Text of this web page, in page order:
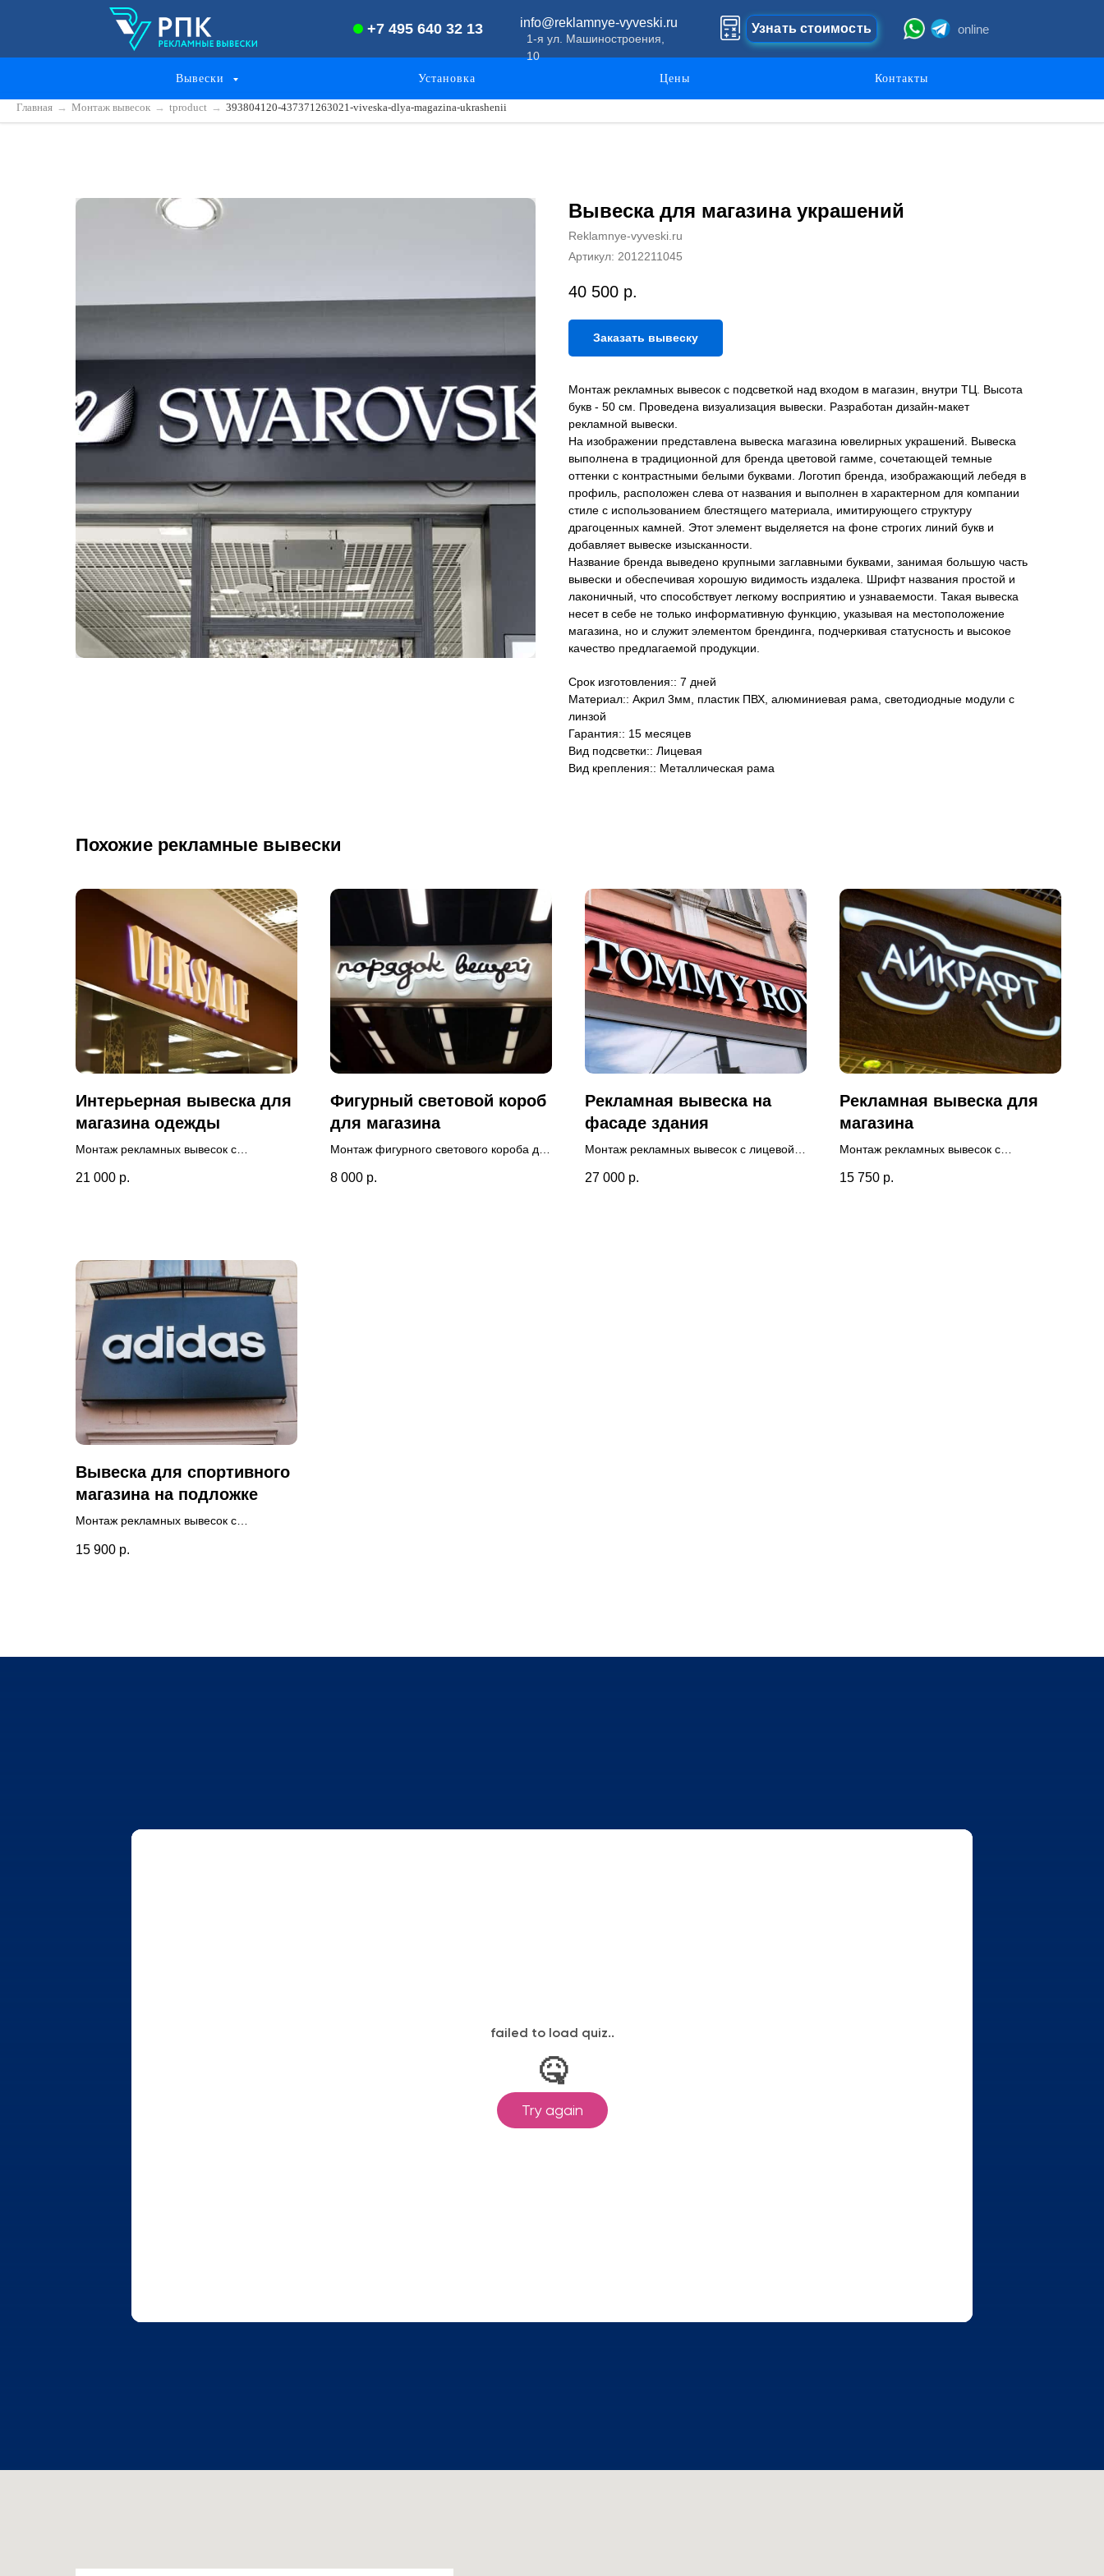
Главная → Монтаж вывесок → tproduct → 393804120-437371263021-viveska-dlya-magazina-ukrashenii
+7 495 640 32 13 info@reklamnye-vyveski.ru online
Узнать стоимость
1-я ул. Машиностроения,
10
Вывески Установка Цены Контакты
Вывеска для магазина украшений
Reklamnye-vyveski.ru
Артикул: 2012211045
40 500 р.
Заказать вывеску
Монтаж рекламных вывесок с подсветкой над входом в магазин, внутри ТЦ. Высота
букв - 50 см. Проведена визуализация вывески. Разработан дизайн-макет
рекламной вывески.
На изображении представлена вывеска магазина ювелирных украшений. Вывеска
выполнена в традиционной для бренда цветовой гамме, сочетающей темные
оттенки с контрастными белыми буквами. Логотип бренда, изображающий лебедя в
профиль, расположен слева от названия и выполнен в характерном для компании
стиле с использованием блестящего материала, имитирующего структуру
драгоценных камней. Этот элемент выделяется на фоне строгих линий букв и
добавляет вывеске изысканности.
Название бренда выведено крупными заглавными буквами, занимая большую часть
вывески и обеспечивая хорошую видимость издалека. Шрифт названия простой и
лаконичный, что способствует легкому восприятию и узнаваемости. Такая вывеска
несет в себе не только информативную функцию, указывая на местоположение
магазина, но и служит элементом брендинга, подчеркивая статусность и высокое
качество предлагаемой продукции.
Срок изготовления:: 7 дней
Материал:: Акрил 3мм, пластик ПВХ, алюминиевая рама, светодиодные модули с
линзой
Гарантия:: 15 месяцев
Вид подсветки:: Лицевая
Вид крепления:: Металлическая рама
Похожие рекламные вывески
Интерьерная вывеска для
магазина одежды
Монтаж рекламных вывесок с
торгового центра. Разработан дизайн-
21 000 р.
Фигурный световой короб
для магазина
Монтаж фигурного светового короба для
бесплатная визуализация вывески.
8 000 р.
Рекламная вывеска на
фасаде здания
Монтаж рекламных вывесок с лицевой
изготовлена для магазина одежды в
27 000 р.
Рекламная вывеска для
магазина
Монтаж рекламных вывесок с
установка осуществлялась нашими
15 750 р.
Вывеска для спортивного
магазина на подложке
Монтаж рекламных вывесок с
Вывеска для магазина спортивной
15 900 р.